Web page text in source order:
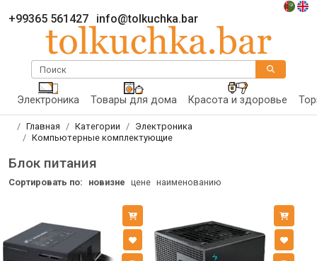
+99365 561427 info@tolkuchka.bar
Поиск
Электроника Товары для дома Красота и здоровье
Главная Категории
Электроника
Компьютерные комплектующие
Блок питания
Сортировать по: новизне цене наименованию